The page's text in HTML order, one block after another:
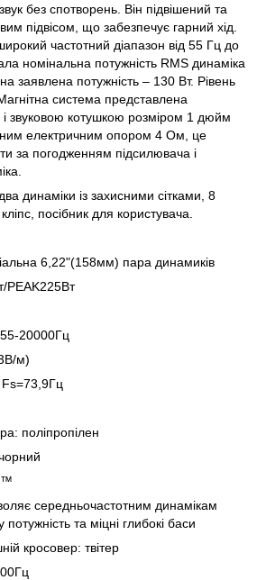
без спотворень. Він підвішений та
підвісом, що забезпечує гарний хід.
частотний діапазон від 55 Гц до
номінальна потужність RMS динаміка
заявлена потужність – 130 Вт. Рівень
система представлена
звуковою котушкою розміром 1 дюйм
електричним опором 4 Ом, це
за погодженням підсилювача і
динаміки із захисними сітками, 8
посібник для користувача.
6,22"(158мм) пара динамиків
PEAK225Вт
20000Гц
м)
Fs=73,9Гц
поліпропілен
середньочастотним динамікам
та міцні глибокі баси
кросовер: твітер